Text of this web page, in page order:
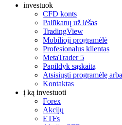
investuok
CFD konts
Palūkanų už lėšas
TradingView
Mobilioji programėlė
Profesionalus klientas
MetaTrader 5
Papildyk sąskaitą
Atsisiųsti programėlę
Kontaktas
į ką investuoti
Forex
Akcijų
ETFs